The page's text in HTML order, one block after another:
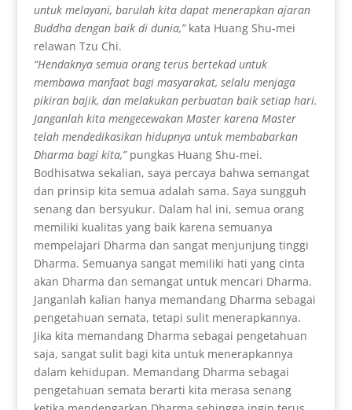
untuk melayani, barulah kita dapat menerapkan ajaran
Buddha dengan baik di dunia,”kata Huang Shu-mei
relawan Tzu Chi.
“Hendaknya semua orang terus bertekad untuk
membawa manfaat bagi masyarakat, selalu menjaga
pikiran bajik, dan melakukan perbuatan baik setiap hari.
Janganlah kita mengecewakan Master karena Master
telah mendedikasikan hidupnya untuk membabarkan
Dharma bagi kita,” pungkas Huang Shu-mei.
Bodhisatwa sekalian, saya percaya bahwa semangat
dan prinsip kita semua adalah sama. Saya sungguh
senang dan bersyukur. Dalam hal ini, semua orang
memiliki kualitas yang baik karena semuanya
mempelajari Dharma dan sangat menjunjung tinggi
Dharma. Semuanya sangat memiliki hati yang cinta
akan Dharma dan semangat untuk mencari Dharma.
Janganlah kalian hanya memandang Dharma sebagai
pengetahuan semata, tetapi sulit menerapkannya.
Jika kita memandang Dharma sebagai pengetahuan
saja, sangat sulit bagi kita untuk menerapkannya
dalam kehidupan. Memandang Dharma sebagai
pengetahuan semata berarti kita merasa senang